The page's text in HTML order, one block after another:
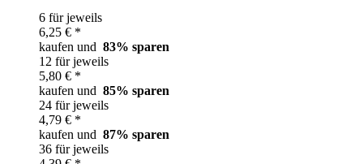
6 für jeweils
6,25 € *
kaufen und 83% sparen
12 für jeweils
5,80 € *
kaufen und 85% sparen
24 für jeweils
4,79 € *
kaufen und 87% sparen
36 für jeweils